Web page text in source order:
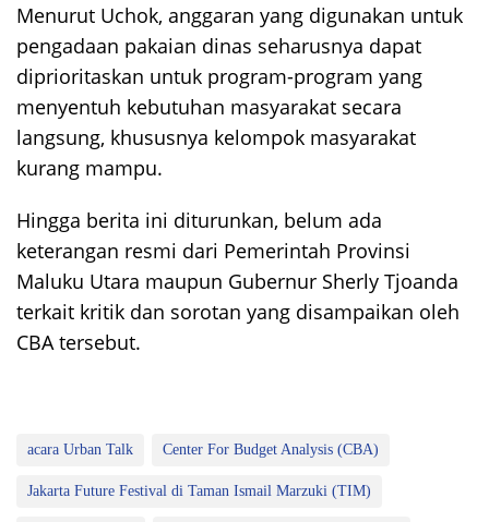
Menurut Uchok, anggaran yang digunakan untuk
pengadaan pakaian dinas seharusnya dapat
diprioritaskan untuk program-program yang
menyentuh kebutuhan masyarakat secara
langsung, khususnya kelompok masyarakat
kurang mampu.
Hingga berita ini diturunkan, belum ada
keterangan resmi dari Pemerintah Provinsi
Maluku Utara maupun Gubernur Sherly Tjoanda
terkait kritik dan sorotan yang disampaikan oleh
CBA tersebut.
acara Urban Talk Center For Budget Analysis (CBA)
Jakarta Future Festival di Taman Ismail Marzuki (TIM)